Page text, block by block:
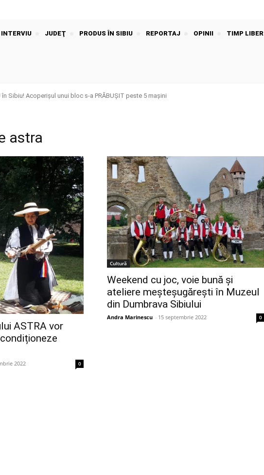
INTERVIU JUDEŢ PRODUS ÎN SIBIU REPORTAJ OPINII TIMP LIBER
în Sibiu! Acoperișul unui bloc s-a PRĂBUȘIT peste 5 mașini
astra
ASTRA vor
2022 0
Cultură
Weekend cu joc, voie bună și
ateliere meșteșugărești în Muzeul
din Dumbrava Sibiului
Andra Marinescu - 15 septembrie 2022 0